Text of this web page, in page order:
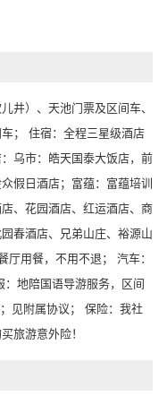
井）、天池门票及区间车、
； 住宿：全程三星级酒店
乌市：皓天国泰大饭店，前
假日酒店；富蕴：富蕴培训
、花园酒店、红运酒店、商
春酒店、兄弟山庄、裕源山
用餐，不用不退； 汽车：
地陪国语导游服务，区间
见附属协议； 保险：我社
旅游意外险！